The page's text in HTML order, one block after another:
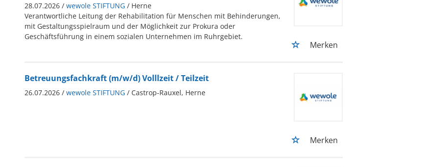
28.07.2026 / wewole STIFTUNG / Herne
Verantwortliche Leitung der Rehabilitation für Menschen mit Behinderungen,
mit Gestaltungsspielraum und der Möglichkeit zur Prokura oder
Geschäftsführung in einem sozialen Unternehmen im Ruhrgebiet.
Merken
Betreuungsfachkraft (m/w/d) Volllzeit / Teilzeit
26.07.2026 / wewole STIFTUNG / Castrop-Rauxel, Herne
Merken